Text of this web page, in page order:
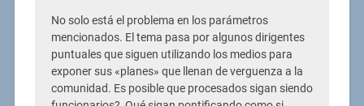
No solo está el problema en los parámetros
mencionados. El tema pasa por algunos dirigentes
puntuales que siguen utilizando los medios para
exponer sus «planes» que llenan de verguenza a la
comunidad. Es posible que procesados sigan siendo